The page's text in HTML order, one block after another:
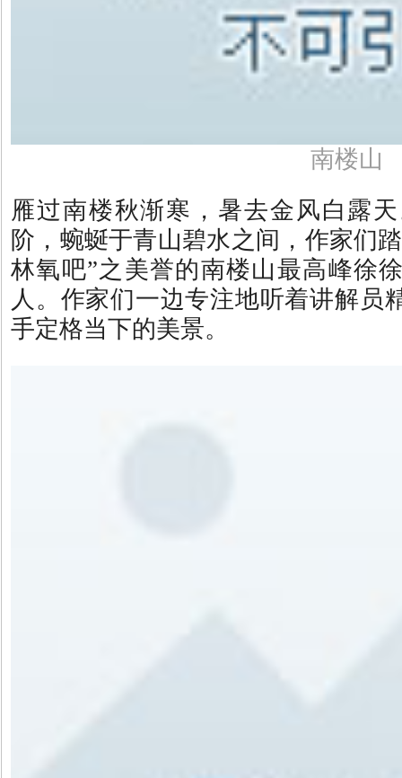
南楼山
雁过南楼秋渐寒，暑去金风白露
阶，蜿蜒于青山碧水之间，作家们
林氧吧”之美誉的南楼山最高峰徐
人。作家们一边专注地听着讲解员
手定格当下的美景。